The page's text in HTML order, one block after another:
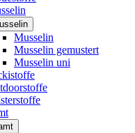
Musselin
Musselin gemustert
Musselin uni